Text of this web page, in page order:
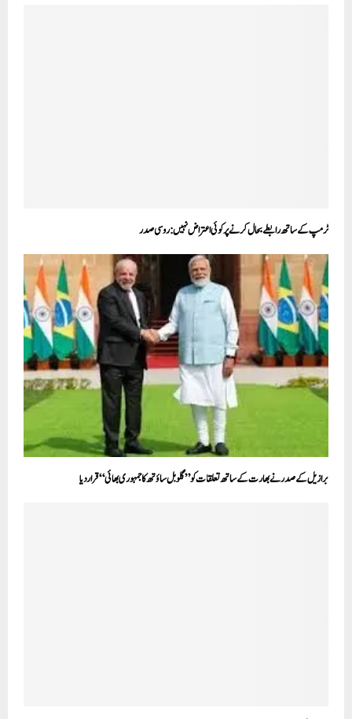
ٹرمپ کے ساتھ رابطے بحال کرنے پر کوئی اعتراض نہیں: روسی صدر
برازیل کے صدر نے بھارت کے ساتھ تعلقات کو ’’گلوبل ساؤتھ کا جمہوری بھائی‘‘ قرار دیا